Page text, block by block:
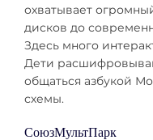
охватывает
дисков до
Здесь много
Дети
общаться азбукой
схемы.
СоюзМультПарк